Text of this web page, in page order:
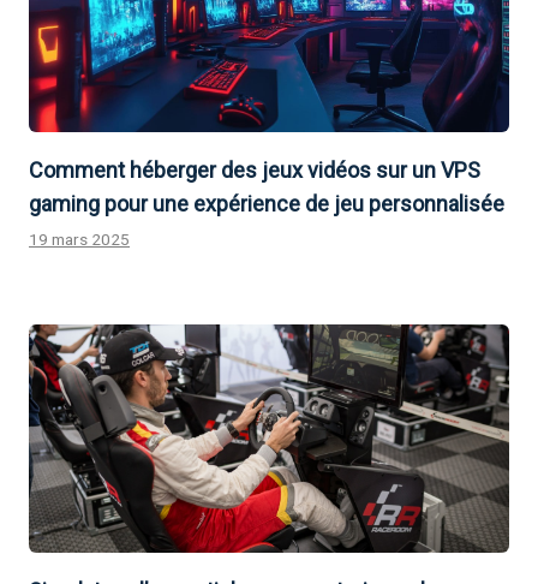
Comment héberger des jeux vidéos sur un VPS
gaming pour une expérience de jeu personnalisée
19 mars 2025